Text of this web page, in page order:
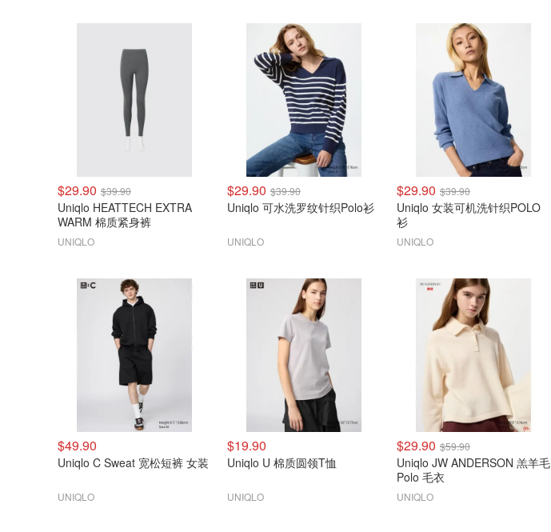
$29.90 $39.90
Uniqlo HEATTECH EXTRA
WARM 棉质紧身裤
UNIQLO
$29.90 $39.90
Uniqlo 可水洗罗纹针织Polo衫
UNIQLO
$29.90 $39.90
Uniqlo 女装可机洗针织POLO
衫
UNIQLO
$49.90
Uniqlo C Sweat 宽松短裤 女装
UNIQLO
$19.90
Uniqlo U 棉质圆领T恤
UNIQLO
$29.90 $59.90
Uniqlo JW ANDERSON 羔羊毛
Polo 毛衣
UNIQLO